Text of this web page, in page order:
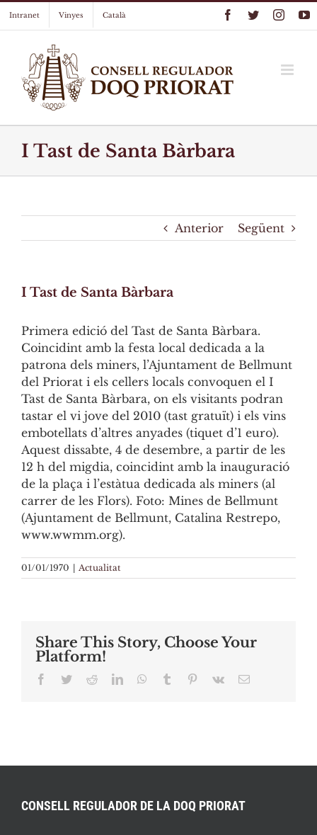
Intranet Vinyes Català Facebook
Twitter
I Tast de Santa Bàrbara
Anterior Següent
I Tast de Santa Bàrbara
Primera edició del Tast de Santa Bàrbara.
Coincidint amb la festa local dedicada a la
patrona dels miners, l’Ajuntament de Bellmunt
del Priorat i els cellers locals convoquen el I
Tast de Santa Bàrbara, on els visitants podran
tastar el vi jove del 2010 (tast gratuït) i els vins
embotellats d’altres anyades (tiquet d’1 euro).
Aquest dissabte, 4 de desembre, a partir de les
12 h del migdia, coincidint amb la inauguració
de la plaça i l’estàtua dedicada als miners (al
carrer de les Flors). Foto: Mines de Bellmunt
(Ajuntament de Bellmunt, Catalina Restrepo,
www.wwmm.org).
01/01/1970 | Actualitat
Share This Story, Choose Your
Platform!
Facebook
TwitterRedditLinkedInWhatsApp
Tumblr Pinterest
Vk Email:
CONSELL REGULADOR DE LA DOQ PRIORAT